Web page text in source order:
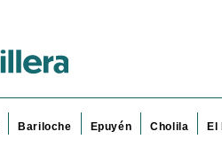
Bariloche Epuyén Cholila El